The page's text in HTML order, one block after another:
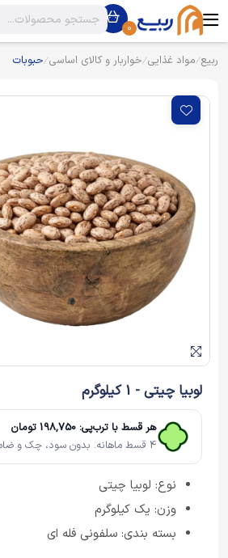
0
ربیع مواد غذایی خواربار و کالای اساسی حبوبات
لوبیا چیتی - 1 کیلوگرم
هر قسط با ترب‌پی: 198,750 تومان
4 قسط ماهانه. بدون سود، چک و ضامن.
نوع: لوبیا چیتی
وزن: یک کیلوگرم
بسته بندی: سلفونی فله ای